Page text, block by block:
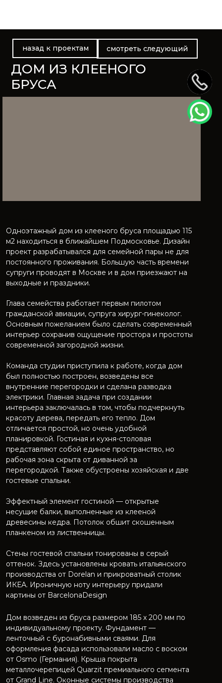
смотреть следующий
назад к проектам
Глава семейства работает первым пилотом
гражданской авиации, супруга хирург-гинеколог.
Основным пожеланием было сделать современный
интерьер сохранив ощущение простора и простоты
современной загородной жизни.
Дом возведен из бруса размером 185 х 200 мм по
индивидуальному проекту. Фундамент —
ленточный с буронабивными сваями. Для
оформления фасада использовали масло с воском
от Osmo (Германия). Крыша покрыта
металлочерепицей Quarzit премиального сегмента
от Grand Line. Оконные системы производства
Команда студии приступила к работе, когда дом
был полностью построен, возведены все
внутренние перегородки и сделана разводка
электрики. Главная задача при создании
интерьера заключалась в том, чтобы подчеркнуть
красоту дерева, передать его тепло. Дом
отличается простой, но очень удобной
планировкой. Гостиная и кухня-столовая
представляют собой единое пространство, но
рабочая зона скрыта от диванной за
перегородкой. Также обустроены хозяйская и две
гостевые спальни.
Эффектный элемент гостиной — открытые
несущие балки, выполненные из клееной
древесины кедра. Потолок обшит скошенным
планкеном из лиственницы.
Стены гостевой спальни тонированы в серый
оттенок. Здесь установлены кровать итальянского
производства от Dorelan и прикроватный столик
ИКЕА. Ироничную ноту интерьеру придали
картины от BarcelonaDesign
Одноэтажный дом из клееного бруса площадью 115
м2 находиться в ближайшем Подмосковье. Дизайн
проект разрабатывался для семейной пары не для
постоянного проживания. Большую часть времени
супруги проводят в Москве и в дом приезжают на
выходные и праздники.
ДОМ ИЗ КЛЕЕНОГО
БРУСА